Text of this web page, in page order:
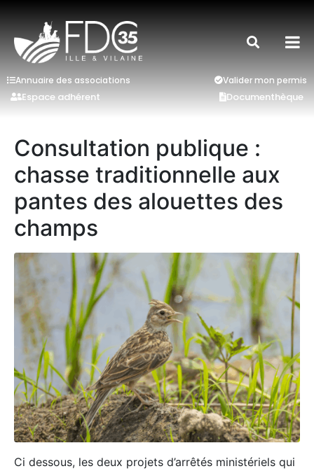
Annuaire des associations Valider mon permis
Espace adhérent Documenthèque
Consultation publique :
chasse traditionnelle aux
pantes des alouettes des
champs
Ci dessous, les deux projets d’arrêtés ministériels qui